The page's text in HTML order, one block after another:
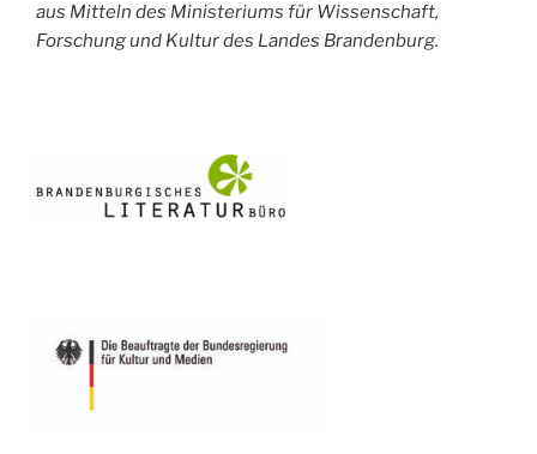
aus Mitteln des Ministeriums für Wissenschaft,
Forschung und Kultur des Landes Brandenburg.